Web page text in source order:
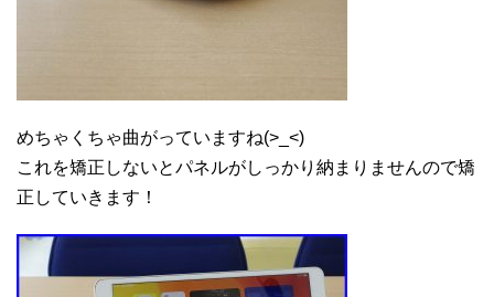
めちゃくちゃ曲がっていますね(>_<)
これを矯正しないとパネルがしっかり納まりませんので矯
正していきます！